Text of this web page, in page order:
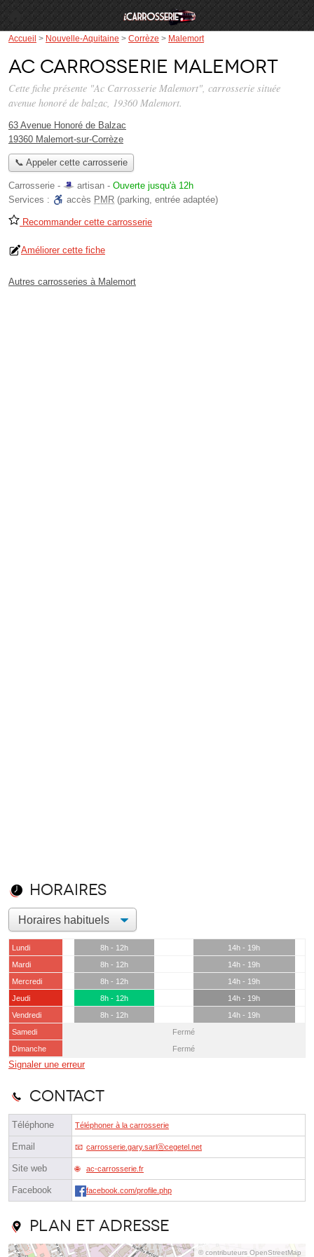
Accueil > Nouvelle-Aquitaine > Corrèze > Malemort
Ac Carrosserie Malemort
Cette fiche présente "Ac Carrosserie Malemort", carrosserie située
avenue honoré de balzac, 19360 Malemort.
63 Avenue Honoré de Balzac
19360 Malemort-sur-Corrèze
📞 Appeler cette carrosserie
Carrosserie - artisan - Ouverte jusqu'à 12h
Services :
accès PMR (parking, entrée adaptée)
Recommander cette carrosserie
Améliorer cette fiche
Autres carrosseries à Malemort
Horaires
Lundi 8h - 12h
14h - 19h
Mardi
8h - 12h
14h - 19h
Mercredi
8h - 12h
14h - 19h
Jeudi
8h - 12h
14h - 19h
Vendredi
8h - 12h
14h - 19h
Samedi
Fermé
Dimanche
Fermé
Signaler une erreur
Contact
Téléphone Téléphoner à la carrosserie
Email carrosserie.gary.sarlⓐcegetel.net
Site web ac-carrosserie.fr
Facebook facebook.com/profile.php
Plan et adresse
© contributeurs OpenStreetMap